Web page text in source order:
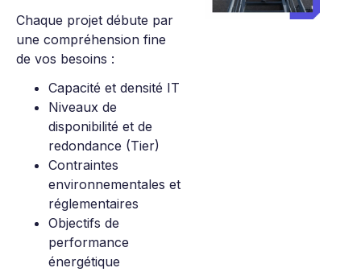
Chaque projet débute par
une compréhension fine
de vos besoins :
Capacité et densité IT
Niveaux de
disponibilité et de
redondance (Tier)
Contraintes
environnementales et
réglementaires
Objectifs de
performance
énergétique